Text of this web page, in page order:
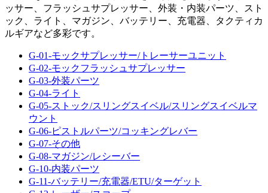
ッサー、フラッシュサプレッサー、外装・内装パーツ、スト
ック、ライト、マガジン、バッテリー、充電器、タクティカ
ルギアなど多彩です。
G-01-モックサプレッサー/トレーサーユニット
G-02-モックフラッシュサプレッサー
G-03-外装パーツ
G-04-ライト
G-05-ストック/スリングスイベル/スリングスイベルマ
ウント
G-06-ピストルパーツ/コッキングレバー
G-07-その他
G-08-マガジン/レシーバー
G-10-内装パーツ
G-11-バッテリー/充電器/ETU/ターゲット